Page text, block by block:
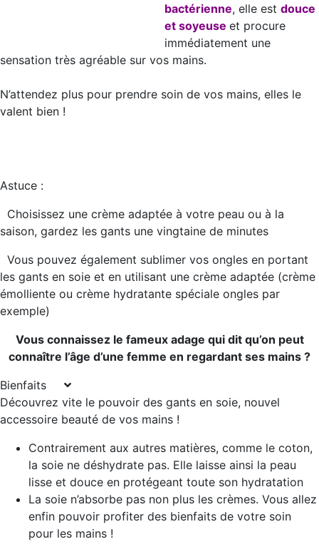
bactérienne, elle est douce
et soyeuse et procure
immédiatement une
sensation très agréable sur vos mains.
N’attendez plus pour prendre soin de vos mains, elles le
valent bien !
Astuce :
Choisissez une crème adaptée à votre peau ou à la
saison, gardez les gants une vingtaine de minutes
Vous pouvez également sublimer vos ongles en portant
les gants en soie et en utilisant une crème adaptée (crème
émolliente ou crème hydratante spéciale ongles par
exemple)
Vous connaissez le fameux adage qui dit qu’on peut
connaître l’âge d’une femme en regardant ses mains ?
Bienfaits
Découvrez vite le pouvoir des gants en soie, nouvel
accessoire beauté de vos mains !
Contrairement aux autres matières, comme le coton,
la soie ne déshydrate pas. Elle laisse ainsi la peau
lisse et douce en protégeant toute son hydratation
La soie n’absorbe pas non plus les crèmes. Vous allez
enfin pouvoir profiter des bienfaits de votre soin
pour les mains !